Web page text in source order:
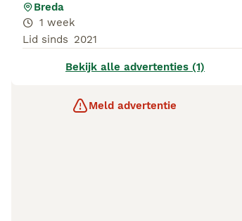
Breda
1 week
Lid sinds 2021
Bekijk alle advertenties (1)
Meld advertentie